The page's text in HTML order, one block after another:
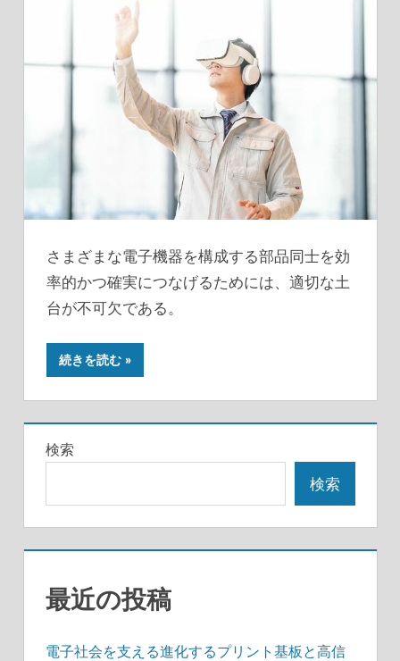
さまざまな電子機器を構成する部品同士を効
率的かつ確実につなげるためには、適切な土
台が不可欠である。
続きを読む
検索
検索
最近の投稿
電子社会を支える進化するプリント基板と高信